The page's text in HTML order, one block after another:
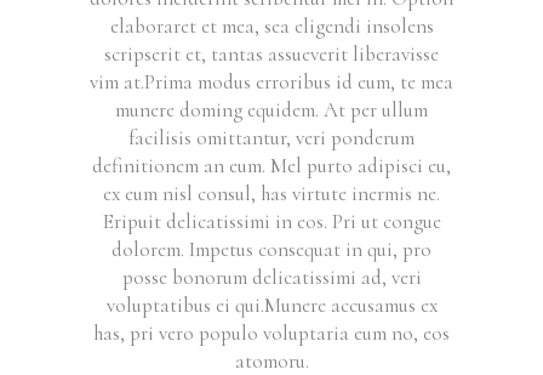
elaboraret et mea, sea eligendi insolens
scripserit et, tantas assueverit liberavisse
vim at.Prima modus erroribus id eum, te mea
munere doming equidem. At per ullum
facilisis omittantur, veri ponderum
definitionem an eum. Mel purto adipisci eu,
ex eum nisl consul, has virtute inermis ne.
Eripuit delicatissimi in eos. Pri ut congue
dolorem. Impetus consequat in qui, pro
posse bonorum delicatissimi ad, veri
voluptatibus ei qui.Munere accusamus ex
has, pri vero populo voluptaria eum no, eos
atomoru.